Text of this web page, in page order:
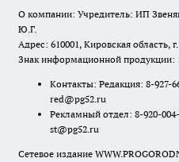
О компании: Учредитель: ИП
Ю.Г.
Адрес: 610001, Кировская область,
Знак информационной продукции:
Контакты: Редакция: 8-927-
red@pg52.ru
Рекламный отдел: 8-920-
st@pg52.ru
Сетевое издание